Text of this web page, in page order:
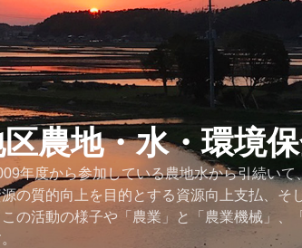
農地・水・環境
年度から参加している農地水から引続い
の質的向上を目的とする資源向上支払、そ
の活動の様子や「農業」と「農業機械」、